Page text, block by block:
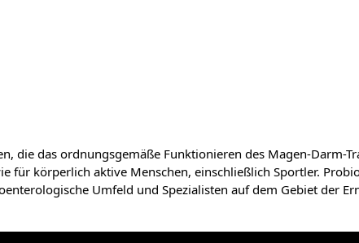
die das ordnungsgemäße Funktionieren des Magen-Darm-
für körperlich aktive Menschen, einschließlich Sportler.
Umfeld und Spezialisten auf dem Gebiet der